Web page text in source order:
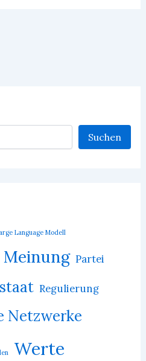
Suchen
Language Modell
Meinung Partei
Regulierung
Netzwerke
Werte